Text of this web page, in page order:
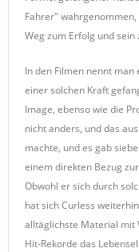
Fahrer"
Weg zum Erfolg und
In den Filmen nennt man
einer solchen Kraft
Image, ebenso wie die
nicht anders, und das
machte, und es gab
einem direkten Bezug
Obwohl er sich durch
hat sich Curless
alltäglichste Material mit
Hit-Rekorde das